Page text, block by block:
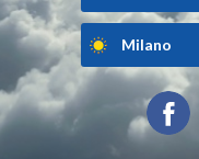
Milano